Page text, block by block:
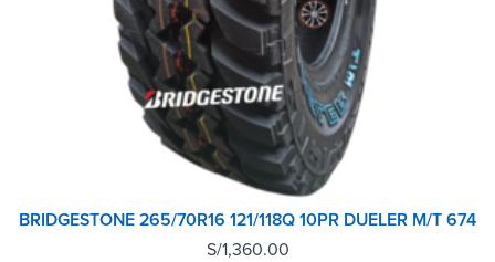
BRIDGESTONE 265/70R16 121/118Q 10PR DUELER M/T 674
S/1,360.00